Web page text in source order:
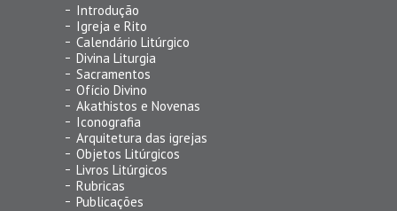
Introdução
Igreja e Rito
Calendário Litúrgico
Divina Liturgia
Sacramentos
Ofício Divino
Akathistos e Novenas
Iconografia
Arquitetura das igrejas
Objetos Litúrgicos
Livros Litúrgicos
Rubricas
Publicações